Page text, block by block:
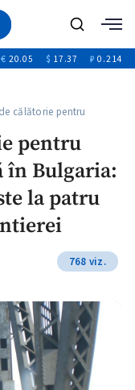
Ştiri
Video
Blog
ZdGust
€ 20.05 $ 17.37 ₽ 0.214
călătorie pentru
pentru
în Bulgaria:
la patru
768 viz.